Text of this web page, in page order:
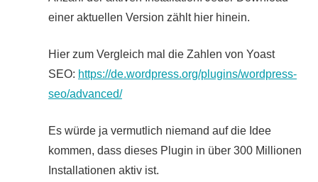
einer aktuellen Version zählt hier hinein.
Hier zum Vergleich mal die Zahlen von Yoast
SEO: https://de.wordpress.org/plugins/wordpress-
seo/advanced/
Es würde ja vermutlich niemand auf die Idee
kommen, dass dieses Plugin in über 300 Millionen
Installationen aktiv ist.